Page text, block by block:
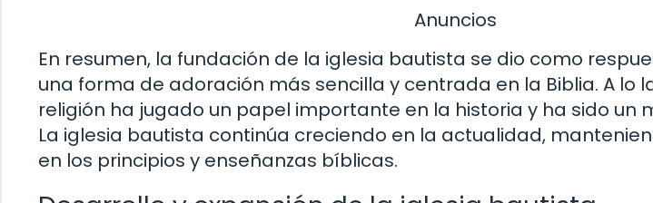
Anuncios
En resumen, la fundación de la iglesia bautista se dio como
una forma de adoración más sencilla y centrada en la Biblia. A lo
religión ha jugado un papel importante en la historia y ha sido un
La iglesia bautista continúa creciendo en la actualidad,
en los principios y enseñanzas bíblicas.